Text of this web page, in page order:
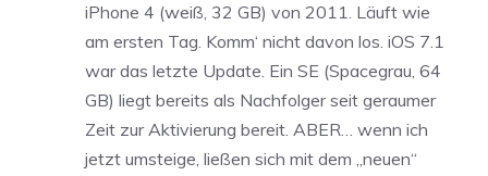
iPhone 4 (weiß, 32 GB) von 2011. Läuft wie
am ersten Tag. Komm‘ nicht davon los. iOS 7.1
war das letzte Update. Ein SE (Spacegrau, 64
GB) liegt bereits als Nachfolger seit geraumer
Zeit zur Aktivierung bereit. ABER… wenn ich
jetzt umsteige, ließen sich mit dem „neuen“